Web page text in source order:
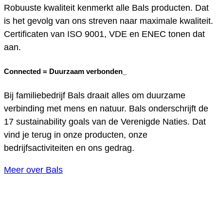
Robuuste kwaliteit kenmerkt alle Bals producten. Dat
is het gevolg van ons streven naar maximale kwaliteit.
Certificaten van ISO 9001, VDE en ENEC tonen dat
aan.
Connected = Duurzaam verbonden_
Bij familiebedrijf Bals draait alles om duurzame
verbinding met mens en natuur. Bals onderschrijft de
17 sustainability goals van de Verenigde Naties. Dat
vind je terug in onze producten, onze
bedrijfsactiviteiten en ons gedrag.
Meer over Bals